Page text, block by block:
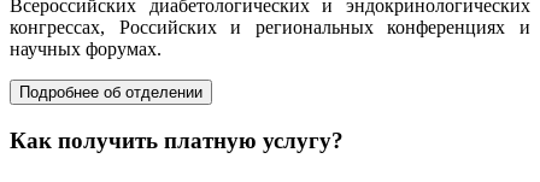
Всероссийских диабетологических и эндокринологических
конгрессах, Российских и региональных конференциях и
научных форумах.
Подробнее об отделении
Как получить платную услугу?